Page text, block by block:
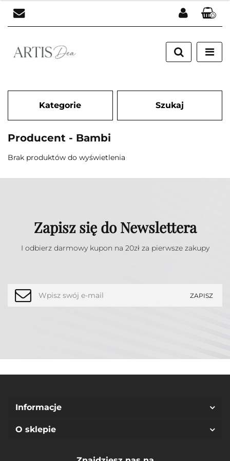
Zaloguj się
Zarejestruj się
0
Kategorie Szukaj
Producent - Bambi
Brak produktów do wyświetlenia
Zapisz się do Newslettera
I odbierz darmowy kupon na 20zł za pierwsze zakupy
Informacje
O sklepie